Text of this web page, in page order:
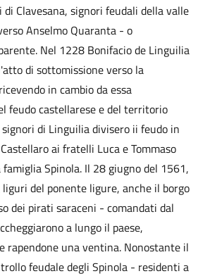
di Clavesana, signori feudali della valle
Anselmo Quaranta - o
Nel 1228 Bonifacio de Linguilia
di sottomissione verso la
in cambio da essa
feudo castellarese e del territorio
di Linguilia divisero ii feudo in
ai fratelli Luca e Tommaso
Spinola. Il 28 giugno del 1561,
del ponente ligure, anche il borgo
dei pirati saraceni - comandati dal
a lungo il paese,
rapendone una ventina. Nonostante il
feudale degli Spinola - residenti a